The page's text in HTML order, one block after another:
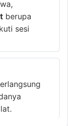
berupa
sesi